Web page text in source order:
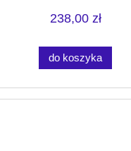
238,00 zł
do koszyka